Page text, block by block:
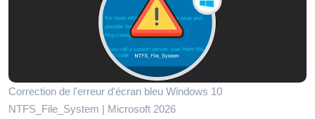
Correction de l'erreur d'écran bleu Windows 10
NTFS_File_System | Microsoft 2026